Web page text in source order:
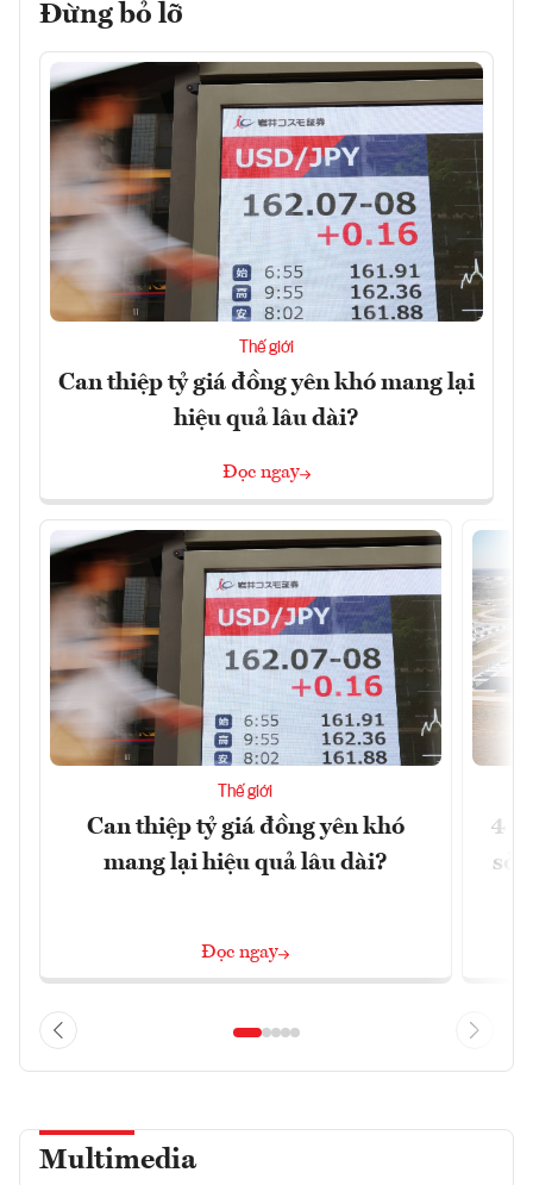
Đừng bỏ lỡ
Thế giới
Can thiệp tỷ giá đồng yên khó mang lại
hiệu quả lâu dài?
Đọc ngay
Thế giới
Can thiệp tỷ giá đồng yên khó
mang lại hiệu quả lâu dài?
Đọc ngay
4
sở
Multimedia